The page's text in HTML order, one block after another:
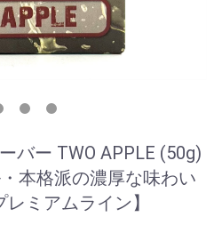
バー TWO APPLE (50g)
本格派の濃厚な味わい
ミアムライン】